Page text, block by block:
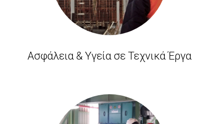
Ασφάλεια & Υγεία σε Τεχνικά Έργα